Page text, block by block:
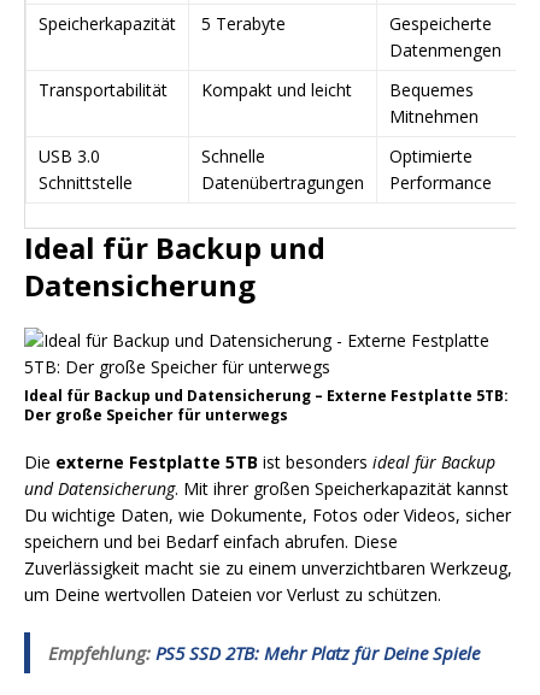
Speicherkapazität 5 Terabyte
Gespeicherte
Datenmengen
Transportabilität
Kompakt und leicht
Bequemes
Mitnehmen
USB 3.0
Schnittstelle
Schnelle
Datenübertragungen
Optimierte
Performance
Ideal für Backup und
Datensicherung
Ideal für Backup und Datensicherung – Externe Festplatte 5TB:
Der große Speicher für unterwegs
Die externe Festplatte 5TB ist besonders ideal für Backup
und Datensicherung. Mit ihrer großen Speicherkapazität kannst
Du wichtige Daten, wie Dokumente, Fotos oder Videos, sicher
speichern und bei Bedarf einfach abrufen. Diese
Zuverlässigkeit macht sie zu einem unverzichtbaren Werkzeug,
um Deine wertvollen Dateien vor Verlust zu schützen.
Empfehlung: PS5 SSD 2TB: Mehr Platz für Deine Spiele